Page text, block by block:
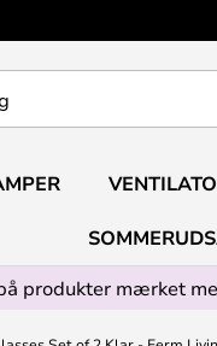
produkter mærket